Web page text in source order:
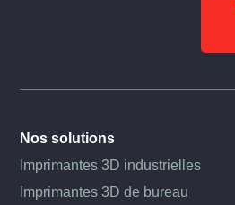
Nos solutions
Imprimantes 3D industrielles
Imprimantes 3D de bureau